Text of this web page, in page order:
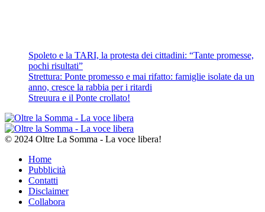
Spoleto e la TARI, la protesta dei cittadini: “Tante promesse,
pochi risultati”
Strettura: Ponte promesso e mai rifatto: famiglie isolate da un
anno, cresce la rabbia per i ritardi
Streuura e il Ponte crollato!
© 2024 Oltre La Somma - La voce libera!
Home
Pubblicità
Contatti
Disclaimer
Collabora